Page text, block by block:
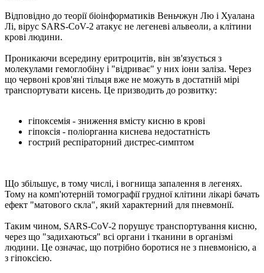
Відповідно до теорії біоінформатиків Веньчжун Лю і Хуалана
Лі, вірус SARS-CoV-2 атакує не легеневі альвеоли, а клітини
крові людини.
Проникаючи всередину еритроцитів, він зв'язується з
молекулами гемоглобіну і "відриває" у них іони заліза. Через
що червоні кров'яні тільця вже не можуть в достатній мірі
транспортувати кисень. Це призводить до розвитку:
гіпоксемія - зниження вмісту кисню в крові
гіпоксія - поліорганна киснева недостатність
гострий респіраторний дистрес-симптом
Що збільшує, в тому числі, і вогнища запалення в легенях.
Тому на комп'ютерній томографії грудної клітини лікарі бачать
ефект "матового скла", який характерний для пневмонії.
Таким чином, SARS-CoV-2 порушує транспортування кисню,
через що "задихаються" всі органи і тканини в організмі
людини. Це означає, що потрібно боротися не з пневмонією, а
з гіпоксією.